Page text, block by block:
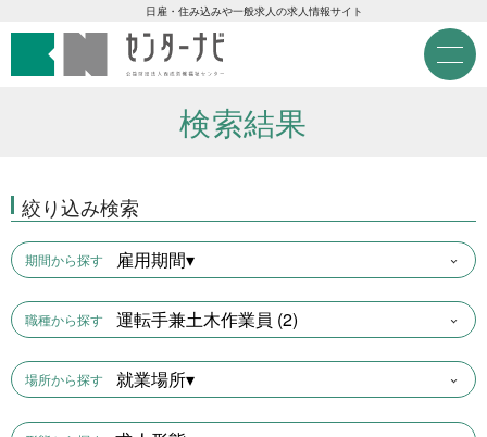
M
e
n
センターナビ 公益財団法
日雇・住み込みや一般求人の求人情報サイト
急募現金求人
急募契約求人
高齢者活躍求人
LINE応募可求人
はじめての方へ
事業主の皆様へ
検索結果
絞り込み検索
期間から探す 雇用期間▾
職種から探す 運転手兼土木作業員 (2)
場所から探す 就業場所▾